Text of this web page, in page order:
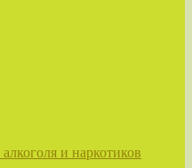
и наркотиков